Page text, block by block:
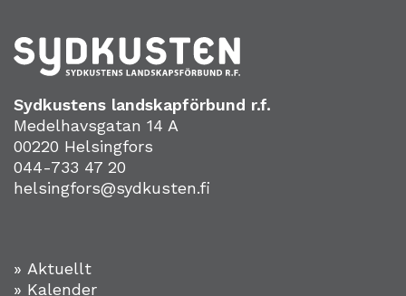
Sydkustens landskapförbund r.f.
Medelhavsgatan 14 A
00220 Helsingfors
044-733 47 20
helsingfors@sydkusten.fi
» Aktuellt
» Kalender